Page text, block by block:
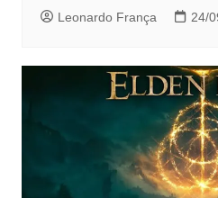
Leonardo França 24/